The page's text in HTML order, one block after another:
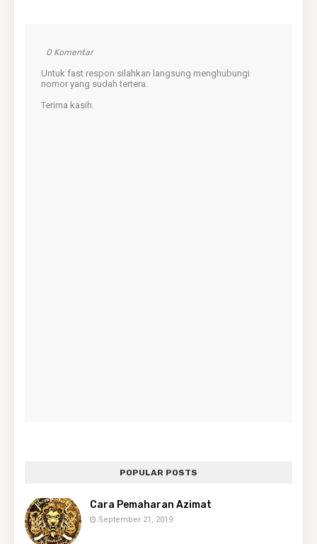
0 Komentar
Untuk fast respon silahkan langsung menghubungi
nomor yang sudah tertera.
Terima kasih.
POPULAR POSTS
Cara Pemaharan Azimat
September 21, 2019